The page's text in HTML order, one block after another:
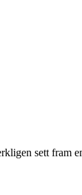
sett fram